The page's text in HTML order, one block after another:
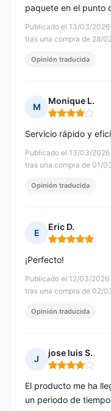
Publicado el 13/03/2026
tras una compra de 28/
paquete en el punto
Opinión traducida
M
Monique L.
Nota: 4 de 5
Publicado el 13/03/
tras una compra de 01/
Servicio rápido y
Opinión traducida
E
Eric D.
Nota: 5 de 5
Publicado el 12/03/2026
tras una compra de 02/
¡Perfecto!
Opinión traducida
J
jose luis S.
Nota: 4 de 5
El producto me ha
un periodo de